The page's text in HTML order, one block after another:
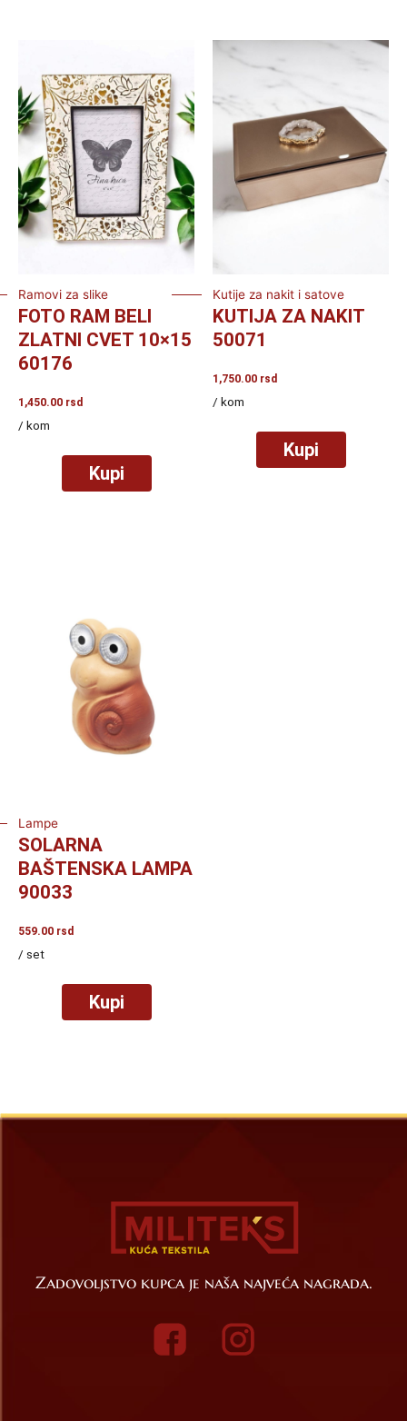
Ramovi za slike
FOTO RAM BELI
ZLATNI CVET 10×15
60176
1,450.00 rsd
/ kom
Kupi
Kutije za nakit i satove
KUTIJA ZA NAKIT
50071
1,750.00 rsd
/ kom
Kupi
Lampe
SOLARNA
BAŠTENSKA LAMPA
90033
559.00 rsd
/ set
Kupi
Zadovoljstvo kupca je naša najveća nagrada.